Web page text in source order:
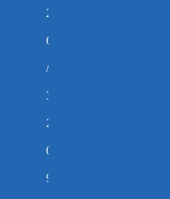
2
6
/
3
2
0
9